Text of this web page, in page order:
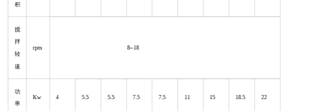
积
搅
拌
转
速
rpm 8~18
功
率
Kw 4 5.5 5.5 7.5 7.5 11 15 18.5 22